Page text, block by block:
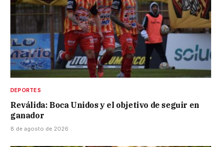
DEPORTES
Reválida: Boca Unidos y el objetivo de seguir en
ganador
8 de agosto de 2026